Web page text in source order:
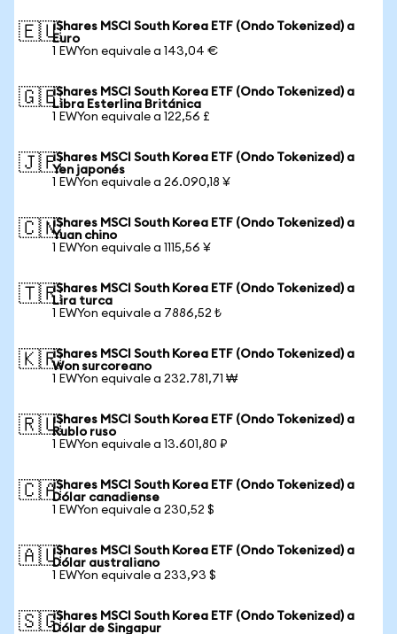
🇪🇺iShares MSCI South Korea ETF (Ondo Tokenized) a
Euro
1 EWYon equivale a 143,04 €
🇬🇧iShares MSCI South Korea ETF (Ondo Tokenized) a
Libra Esterlina Británica
1 EWYon equivale a 122,56 £
🇯🇵iShares MSCI South Korea ETF (Ondo Tokenized) a
Yen japonés
1 EWYon equivale a 26.090,18 ¥
🇨🇳iShares MSCI South Korea ETF (Ondo Tokenized) a
Yuan chino
1 EWYon equivale a 1115,56 ¥
🇹🇷iShares MSCI South Korea ETF (Ondo Tokenized) a
Lira turca
1 EWYon equivale a 7886,52 ₺
🇰🇷iShares MSCI South Korea ETF (Ondo Tokenized) a
Won surcoreano
1 EWYon equivale a 232.781,71 ₩
🇷🇺iShares MSCI South Korea ETF (Ondo Tokenized) a
Rublo ruso
1 EWYon equivale a 13.601,80 ₽
🇨🇦iShares MSCI South Korea ETF (Ondo Tokenized) a
Dólar canadiense
1 EWYon equivale a 230,52 $
🇦🇺iShares MSCI South Korea ETF (Ondo Tokenized) a
Dólar australiano
1 EWYon equivale a 233,93 $
🇸🇬iShares MSCI South Korea ETF (Ondo Tokenized) a
Dólar de Singapur